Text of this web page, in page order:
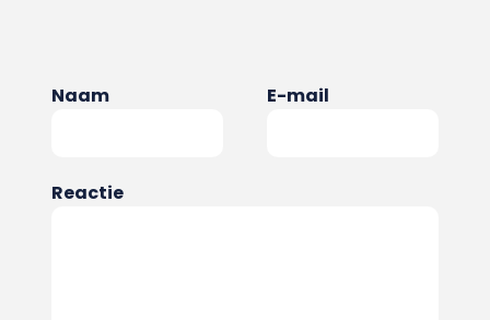
Naam E-mail
Reactie